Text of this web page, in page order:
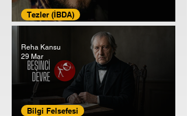
İBDA ve Bilgi Teorisi
Tezler (İBDA)
Bilgi Felsefesi
Reha Kansu
29 Mar